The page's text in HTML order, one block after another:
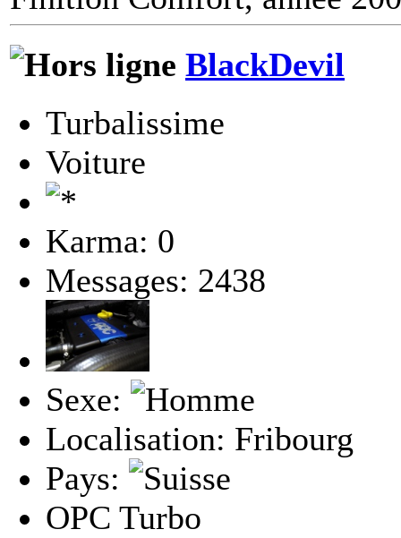
BlackDevil
Turbalissime
Voiture
Karma: 0
Messages: 2438
Sexe:
Localisation: Fribourg
Pays:
OPC Turbo